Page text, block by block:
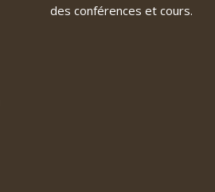
des conférences et cours.